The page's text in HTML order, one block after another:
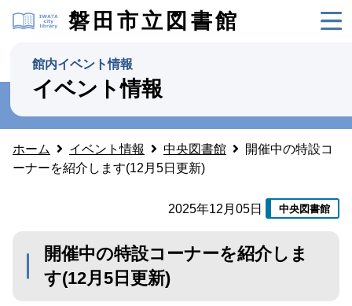
磐田市立図書館
館内イベント情報
イベント情報
ホーム イベント情報 中央図書館
開催中の特設コ
ーナーを紹介します(12月5日更新)
2025年12月05日 中央図書館
開催中の特設コーナーを紹介しま
す(12月5日更新)